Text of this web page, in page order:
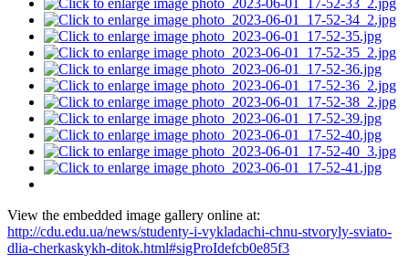
View the embedded image gallery online at:
http://cdu.edu.ua/news/studenty-i-vykladachi-chnu-stvoryly-sviato-
dlia-cherkaskykh-ditok.html#sigProIdefcb0e85f3